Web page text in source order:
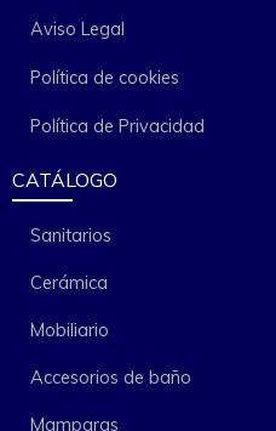
Aviso Legal
Política de cookies
Política de Privacidad
CATÁLOGO
Sanitarios
Cerámica
Mobiliario
Accesorios de baño
Mamparas